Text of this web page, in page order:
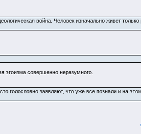
война. Человек изначально живет только
эгоизма совершенно неразумного.
голословно заявляют, что уже все познали и на